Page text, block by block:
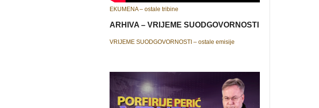
EKUMENA – ostale tribine
ARHIVA – VRIJEME SUODGOVORNOSTI
VRIJEME SUODGOVORNOSTI – ostale emisije